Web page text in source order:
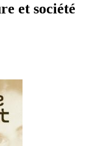
et société